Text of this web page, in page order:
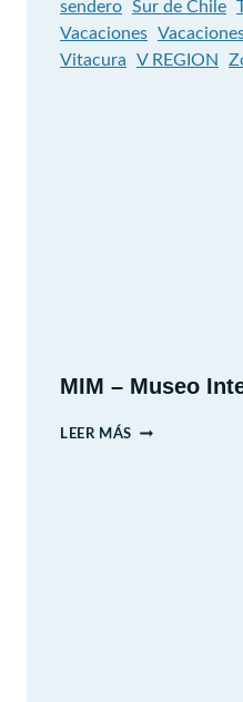
sendero Sur de Chile
Vacaciones
Vitacura
V REGION
MIM – Museo
LEER MÁS MIM